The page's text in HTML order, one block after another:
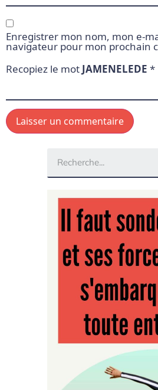
Enregistrer mon nom, mon e-
navigateur pour mon prochain
Recopiez le mot JAMENELEDE *